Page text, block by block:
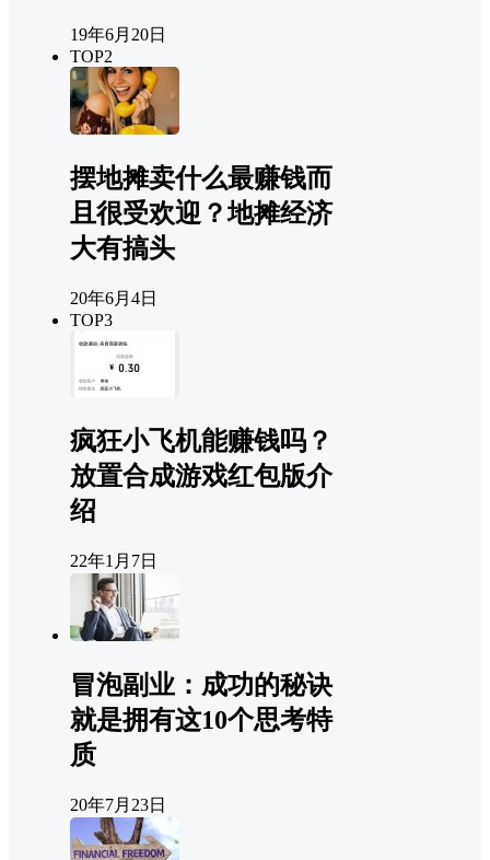
19年6月20日
TOP2
摆地摊卖什么最赚钱而
且很受欢迎？地摊经济
大有搞头
20年6月4日
TOP3
疯狂小飞机能赚钱吗？
放置合成游戏红包版介
绍
22年1月7日
冒泡副业：成功的秘诀
就是拥有这10个思考特
质
20年7月23日